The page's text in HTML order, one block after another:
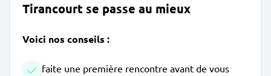
Tirancourt se passe au mieux
Voici nos conseils :
faite une première rencontre avant de vous